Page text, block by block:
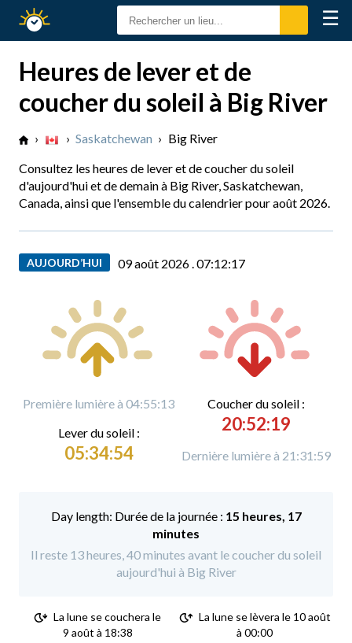
Calendrier
Solaire
☰
Heures de lever et de
coucher du soleil à Big River
› › Saskatchewan › Big River
Consultez les heures de lever et de coucher du soleil
d'aujourd'hui et de demain à Big River, Saskatchewan,
Canada, ainsi que l'ensemble du calendrier pour août 2026.
AUJOURD’HUI 09 août 2026 .07:12:18
Première lumière à 04:55:13
Lever du soleil :
05:34:54
Coucher du soleil :
20:52:19
Dernière lumière à 21:31:59
Durée de la journée : 15 heures, 17
minutes
Il reste 13 heures, 40 minutes avant le coucher du soleil
aujourd'hui à Big River
La lune se couchera le
9 août à 18:38
La lune se lèvera le 10 août
à 00:00